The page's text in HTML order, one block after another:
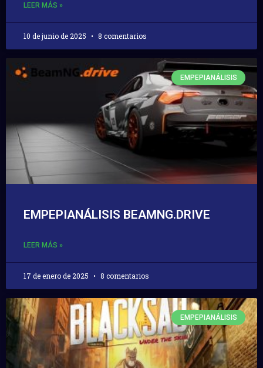
LEER MÁS »
10 de junio de 2025 8 comentarios
EMPEPIANÁLISIS
EMPEPIANÁLISIS BEAMNG.DRIVE
LEER MÁS »
17 de enero de 2025 8 comentarios
EMPEPIANÁLISIS